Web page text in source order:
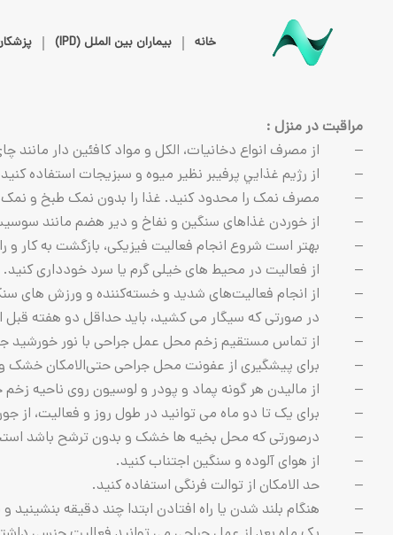
خانه بیماران بین الملل (IPD)
مراقبت در منزل :
– از مصرف انواع دخانیات، الکل و مواد كافئين دار مانند
– از رژيم غذايي پرفيبر نظیر میوه و سبزیجات استفاده کنید
– مصرف نمک را محدود کنید. غذا را بدون نمک طبخ و نمک
– از خوردن غذاهای سنگین و نفاخ و دیر هضم مانند
– بهتر است شروع انجام فعالیت فیزیکی، بازگشت به کار و
– از فعالیت در محیط های خیلی گرم یا سرد خودداری کنید.
– از انجام فعالیت‌های شدید و خسته‌کننده و ورزش های
– در صورتی که سیگار می کشید، باید حداقل دو هفته قبل از عمل جراحی مصرف سیگار
– از تماس مستقیم زخم محل عمل جراحی با نور خورشید
– برای پیشگیری از عفونت محل جراحی حتی‌الامکان خشک و
– از مالیدن هر گونه پماد و پودر و لوسیون روی ناحیه
– برای یک تا دو ماه می توانید در طول روز و فعالیت، از
– درصورتی که محل بخیه ها خشک و بدون ترشح باشد
– از هوای آلوده و سنگین اجتناب کنید.
– حد الامکان از توالت فرنگی استفاده کنید.
– هنگام بلند شدن یا راه افتادن ابتدا چند دقیقه بنشینید